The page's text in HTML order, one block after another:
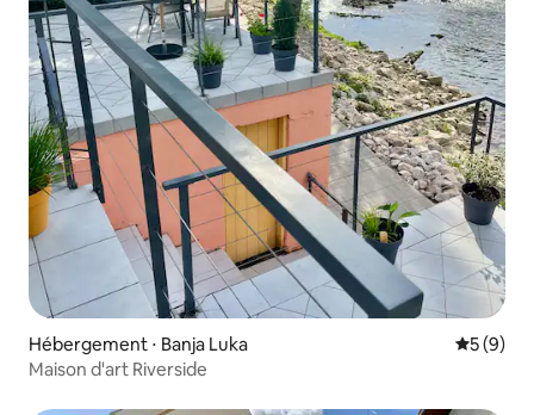
Hébergement ⋅ Banja Luka
5 (9)
Maison d'art Riverside